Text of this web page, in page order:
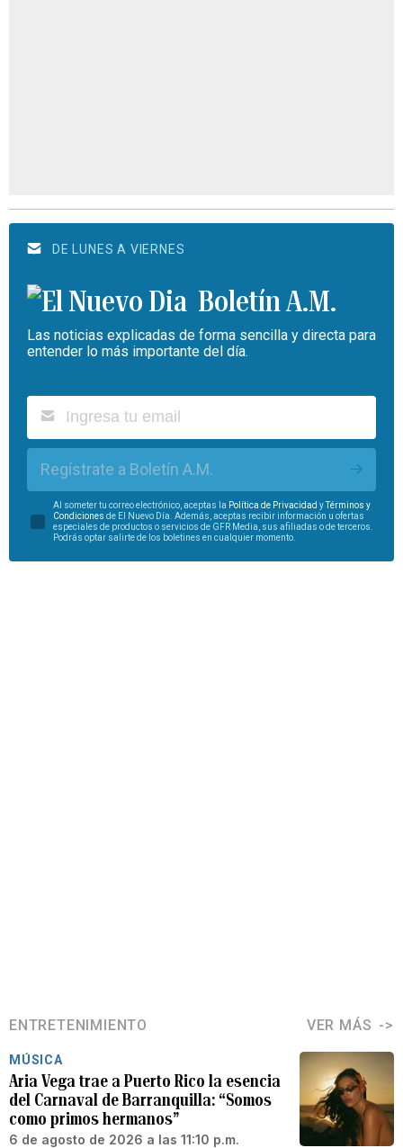
DE LUNES A VIERNES
Boletín A.M.
Las noticias explicadas de forma sencilla y directa para
entender lo más importante del día.
Regístrate a Boletín A.M.
Al someter tu correo electrónico, aceptas la Política de Privacidad yTérminos y
Condiciones de El Nuevo Día. Además, aceptas recibir información u ofertas
especiales de productos o servicios de GFR Media, sus afiliadas o de terceros.
Podrás optar salirte de los boletines en cualquier momento.
ENTRETENIMIENTO VER MÁS
MÚSICA
Aria Vega trae a Puerto Rico la esencia
del Carnaval de Barranquilla: “Somos
como primos hermanos”
6 de agosto de 2026 a las 11:10 p.m.